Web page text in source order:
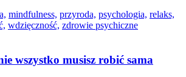
mindfulness, przyroda, psychologia, relaks,
wdzięczność, zdrowie psychiczne
wszystko musisz robić sama